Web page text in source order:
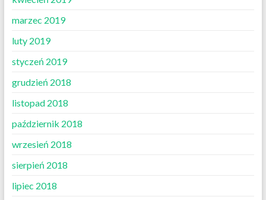
marzec 2019
luty 2019
styczeń 2019
grudzień 2018
listopad 2018
październik 2018
wrzesień 2018
sierpień 2018
lipiec 2018